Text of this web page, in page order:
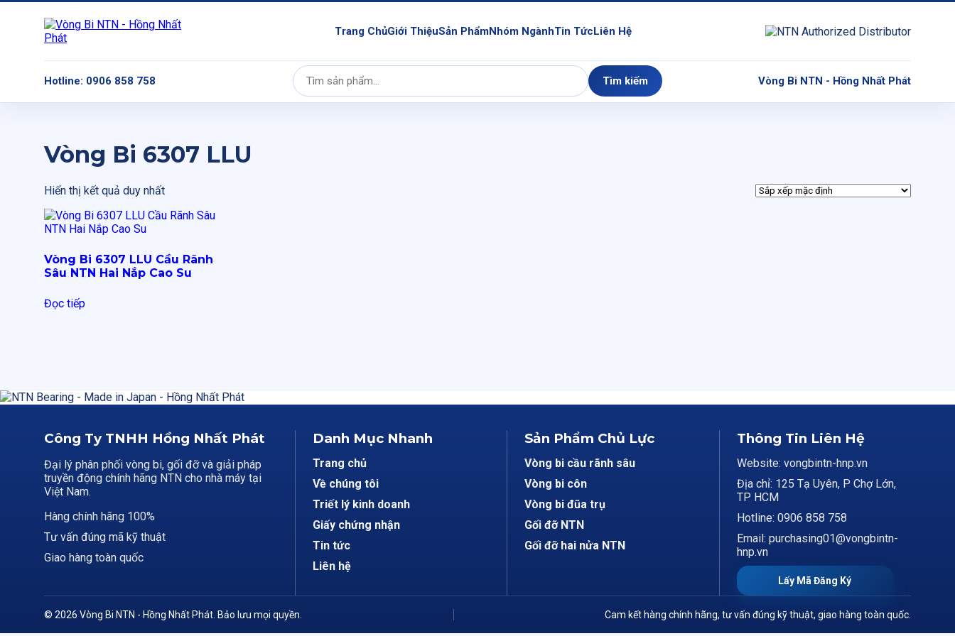
Trang ChủGiới ThiệuSản PhẩmNhóm NgànhTin TứcLiên Hệ
Hotline: 0906 858 758
Tìm
kiếm:
Tìm kiếm Vòng Bi NTN - Hồng Nhất Phát
Vòng Bi 6307 LLU
Hiển thị kết quả duy nhất
Vòng Bi 6307 LLU Cầu Rãnh
Sâu NTN Hai Nắp Cao Su
Đọc tiếp
Công Ty TNHH Hồng Nhất Phát
Đại lý phân phối vòng bi, gối đỡ và giải pháp
truyền động chính hãng NTN cho nhà máy tại
Việt Nam.
Hàng chính hãng 100%
Tư vấn đúng mã kỹ thuật
Giao hàng toàn quốc
Danh Mục Nhanh
Trang chủ
Về chúng tôi
Triết lý kinh doanh
Giấy chứng nhận
Tin tức
Liên hệ
Sản Phẩm Chủ Lực
Vòng bi cầu rãnh sâu
Vòng bi côn
Vòng bi đũa trụ
Gối đỡ NTN
Gối đỡ hai nửa NTN
Thông Tin Liên Hệ
Website: vongbintn-hnp.vn
Địa chỉ: 125 Tạ Uyên, P Chợ Lớn,
TP HCM
Hotline: 0906 858 758
Email: purchasing01@vongbintn-
hnp.vn
Lấy Mã Đăng Ký
© 2026 Vòng Bi NTN - Hồng Nhất Phát. Bảo lưu mọi quyền. Cam kết hàng chính hãng, tư vấn đúng kỹ thuật, giao hàng toàn quốc.